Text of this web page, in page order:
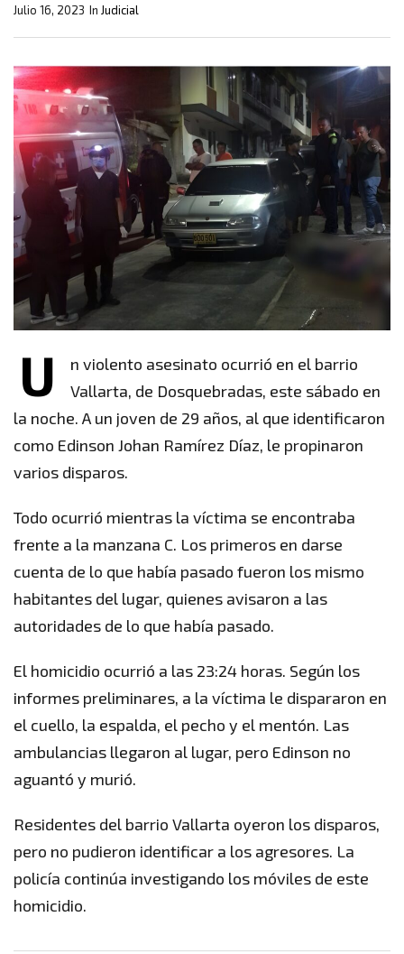
In Judicial
Julio 16, 2023
U
n violento asesinato ocurrió en el barrio
Vallarta, de Dosquebradas, este sábado en
la noche. A un joven de 29 años, al que identificaron
como Edinson Johan Ramírez Díaz, le propinaron
varios disparos.
Todo ocurrió mientras la víctima se encontraba
frente a la manzana C. Los primeros en darse
cuenta de lo que había pasado fueron los mismo
habitantes del lugar, quienes avisaron a las
autoridades de lo que había pasado.
El homicidio ocurrió a las 23:24 horas. Según los
informes preliminares, a la víctima le dispararon en
el cuello, la espalda, el pecho y el mentón. Las
ambulancias llegaron al lugar, pero Edinson no
aguantó y murió.
Residentes del barrio Vallarta oyeron los disparos,
pero no pudieron identificar a los agresores. La
policía continúa investigando los móviles de este
homicidio.